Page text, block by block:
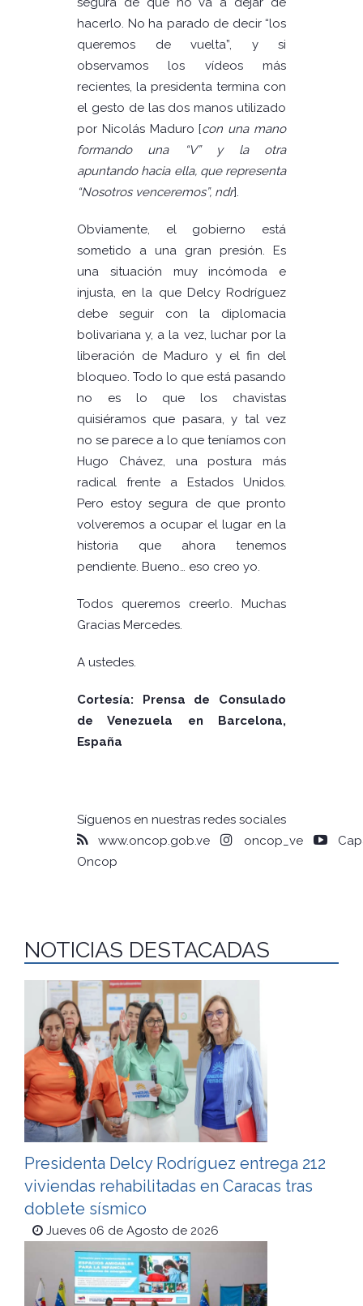
hacerlo. No ha parado de decir “los
queremos de vuelta”, y si
observamos los vídeos más
recientes, la presidenta termina con
el gesto de las dos manos utilizado
por Nicolás Maduro [con una mano
formando una “V” y la otra
apuntando hacia ella, que representa
“Nosotros venceremos”, ndr].
Obviamente, el gobierno está
sometido a una gran presión. Es
una situación muy incómoda e
injusta, en la que Delcy Rodríguez
debe seguir con la diplomacia
bolivariana y, a la vez, luchar por la
liberación de Maduro y el fin del
bloqueo. Todo lo que está pasando
no es lo que los chavistas
quisiéramos que pasara, y tal vez
no se parece a lo que teníamos con
Hugo Chávez, una postura más
radical frente a Estados Unidos.
Pero estoy segura de que pronto
volveremos a ocupar el lugar en la
historia que ahora tenemos
pendiente. Bueno… eso creo yo.
Todos queremos creerlo. Muchas
Gracias Mercedes.
A ustedes.
Cortesía: Prensa de Consulado
de Venezuela en Barcelona,
España
Síguenos en nuestras redes sociales
www.oncop.gob.ve
oncop_ve
Oncop
NOTICIAS DESTACADAS
Presidenta Delcy Rodríguez entrega 212
viviendas rehabilitadas en Caracas tras
doblete sísmico
Jueves 06 de Agosto de 2026